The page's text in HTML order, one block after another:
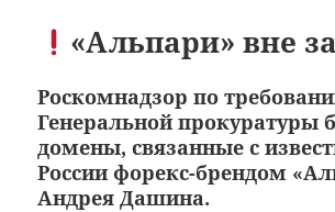
«Альпари» вне
Роскомнадзор по
Генеральной прокуратуры
домены, связанные с
России форекс-брендом
Андрея Дашина.